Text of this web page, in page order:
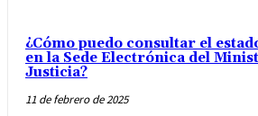
¿Cómo puedo consultar el
en la Sede Electrónica del
Justicia?
11 de febrero de 2025